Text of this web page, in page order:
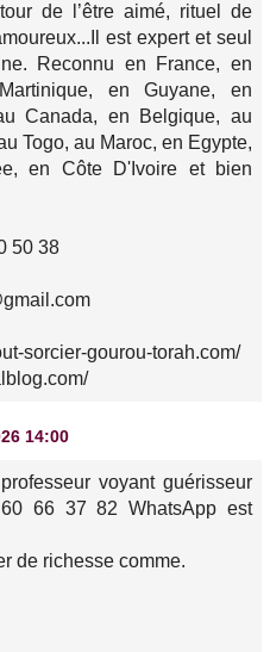
de l’être aimé, rituel de
est expert et seul
Reconnu en France, en
en Guyane, en
Canada, en Belgique, au
Togo, au Maroc, en Egypte,
en Côte D'Ivoire et bien
50 38
sorcier-gourou-torah.com/
14:00
voyant guérisseur
66 37 82 WhatsApp est
de richesse comme.